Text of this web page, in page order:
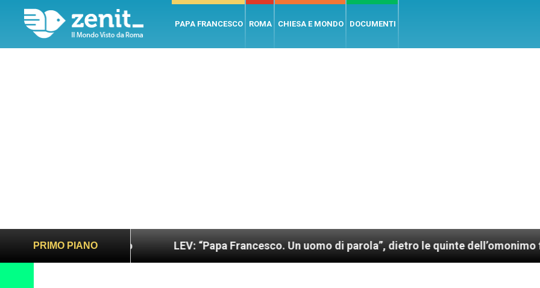
PAPA FRANCESCO ROMA CHIESA E MONDO DOCUMENTI
PRIMO PIANO
sano e giusto LEV: “Papa Francesco. Un uomo di parola”, dietro le quinte dell’omonimo film di Wim